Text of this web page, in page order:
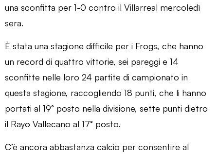
una sconfitta per 1-0 contro il Villarreal mercoledì
sera.
È stata una stagione difficile per i Frogs, che hanno
un record di quattro vittorie, sei pareggi e 14
sconfitte nelle loro 24 partite di campionato in
questa stagione, raccogliendo 18 punti, che li hanno
portati al 19° posto nella divisione, sette punti dietro
il Rayo Vallecano al 17° posto.
C’è ancora abbastanza calcio per consentire al